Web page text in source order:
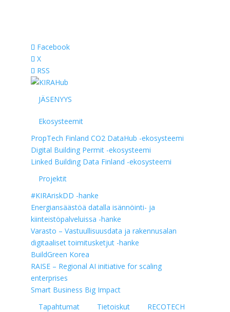
Facebook
X
RSS
JÄSENYYS
Ekosysteemit
PropTech Finland CO2 DataHub -ekosysteemi
Digital Building Permit -ekosysteemi
Linked Building Data Finland -ekosysteemi
Projektit
#KIRAriskDD -hanke
Energiansäästöä datalla isännöinti- ja
kiinteistöpalveluissa -hanke
Varasto – Vastuullisuusdata ja rakennusalan
digitaaliset toimitusketjut -hanke
BuildGreen Korea
RAISE – Regional AI initiative for scaling
enterprises
Smart Business Big Impact
Tapahtumat
Tietoiskut RECOTECH